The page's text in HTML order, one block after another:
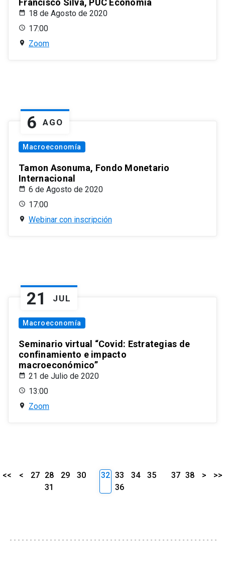
Francisco Silva, PUC Economía
18 de Agosto de 2020
17:00
Zoom
6 AGO
Macroeconomía
Tamon Asonuma, Fondo Monetario
Internacional
6 de Agosto de 2020
17:00
Webinar con inscripción
21 JUL
Macroeconomía
Seminario virtual “Covid: Estrategias de
confinamiento e impacto
macroeconómico”
21 de Julio de 2020
13:00
Zoom
<< < 27 28 29
30
31
32 33 34
35
36
37 38 > >>